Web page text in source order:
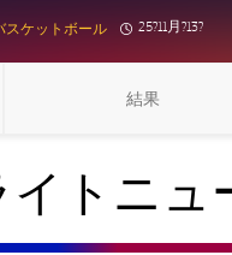
スケットボール clock
Published news
25?11月?13?
結果
トニュ